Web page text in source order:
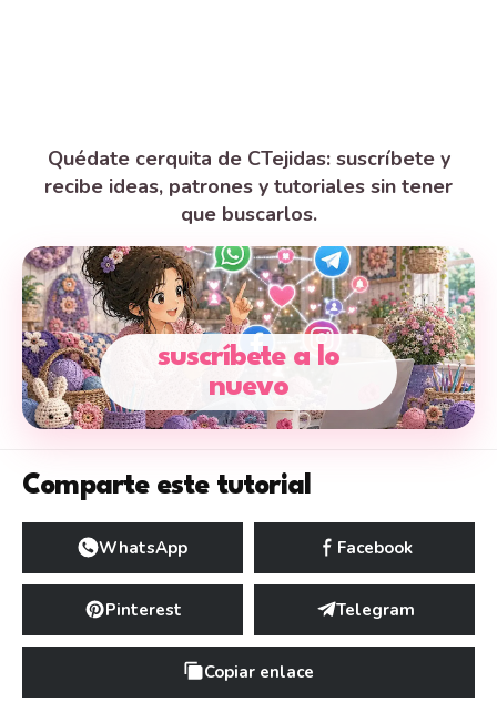
Quédate cerquita de CTejidas: suscríbete y
recibe ideas, patrones y tutoriales sin tener
que buscarlos.
suscríbete a lo
nuevo
Comparte este tutorial
WhatsApp Facebook
Pinterest Telegram
Copiar enlace